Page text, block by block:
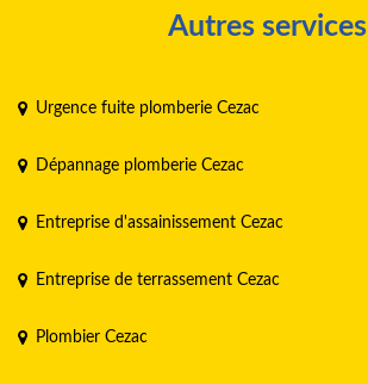
Autres services
Urgence fuite plomberie Cezac
Dépannage plomberie Cezac
Entreprise d'assainissement Cezac
Entreprise de terrassement Cezac
Plombier Cezac